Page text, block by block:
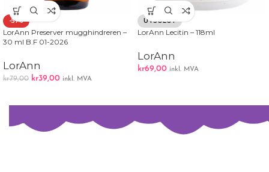
-51%
LorAnn Preserver mugghindreren –
30 ml B.F 01-2026
LorAnn
kr79,00 kr39,00 inkl. MVA
UTSOLGT
LorAnn Lecitin – 118ml
LorAnn
kr69,00 inkl. MVA